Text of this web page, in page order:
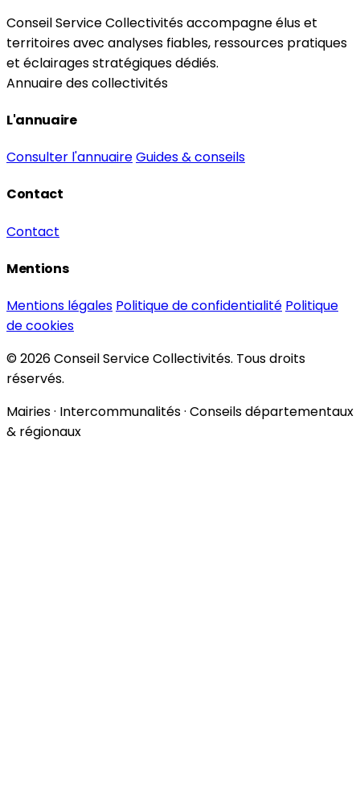
Conseil Service Collectivités accompagne élus et
territoires avec analyses fiables, ressources pratiques
et éclairages stratégiques dédiés.
Annuaire des collectivités
L'annuaire
Consulter l'annuaireGuides & conseils
Contact
Contact
Mentions
Mentions légales Politique de confidentialité Politique
de cookies
© 2026 Conseil Service Collectivités. Tous droits
réservés.
Mairies · Intercommunalités · Conseils départementaux
& régionaux